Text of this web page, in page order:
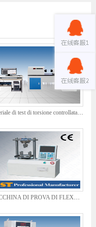
Materiale di test di torsione controllata da microcomputer
MACCHINA DI PROVA DI FLEXULE BRICK HZZ-10B